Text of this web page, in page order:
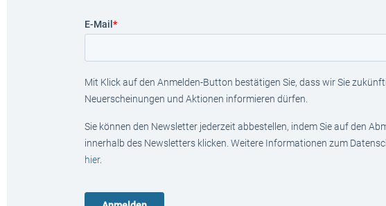
E-Mail *
Mit Klick auf den Anmelden-Button bestätigen Sie, dass wir Sie
Neuerscheinungen und Aktionen informieren dürfen.
Sie können den Newsletter jederzeit abbestellen, indem Sie auf den
innerhalb des Newsletters klicken. Weitere Informationen zum
hier.